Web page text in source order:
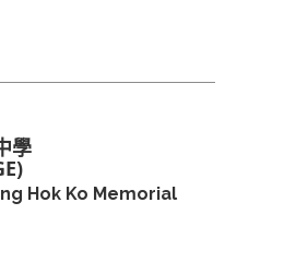
學
Hok Ko Memorial